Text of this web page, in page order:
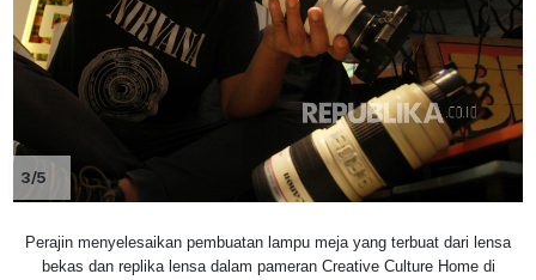
3/5
Perajin menyelesaikan pembuatan lampu meja yang terbuat dari lensa
bekas dan replika lensa dalam pameran Creative Culture Home di